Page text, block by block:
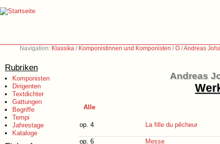
Navigation: Klassika / Komponistinnen und Komponisten /O /Andreas
Rubriken
Komponisten
Dirigenten
Textdichter
Gattungen
Begriffe
Tempi
Jahrestage
Kataloge
Andreas
Alle
op. 4 La fille du pêcheur
op. 6
Messe